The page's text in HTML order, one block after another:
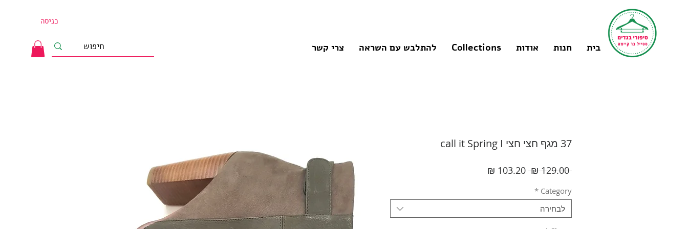
כניסה
בית חנות אודות Collections להתלבש עם השראה צרי קשר
37 מגף חצי חצי call it Spring I
‏129.00 ‏₪
מחיר
Category
*
לבחירה